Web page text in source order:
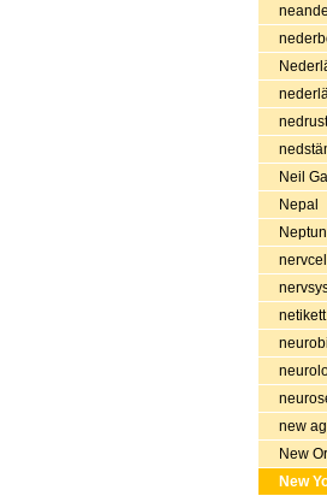
Neil
Nepal
netikett
new
New
New